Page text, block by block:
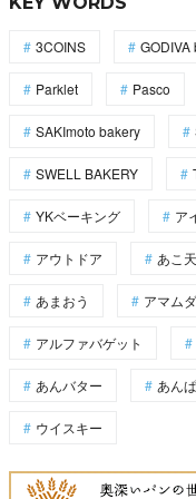
3COINS GODIVA
Parklet Pasco
SAKImoto bakery
SWELL BAKERY
YKベーキング ア
アウトドア あこ
あまおう アマム
アルファバゲット
あんバター あん
ウイスキー